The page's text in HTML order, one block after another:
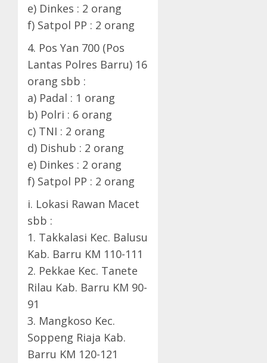
e) Dinkes : 2 orang
f) Satpol PP : 2 orang
4. Pos Yan 700 (Pos
Lantas Polres Barru) 16
orang sbb :
a) Padal : 1 orang
b) Polri : 6 orang
c) TNI : 2 orang
d) Dishub : 2 orang
e) Dinkes : 2 orang
f) Satpol PP : 2 orang
i. Lokasi Rawan Macet
sbb :
1. Takkalasi Kec. Balusu
Kab. Barru KM 110-111
2. Pekkae Kec. Tanete
Rilau Kab. Barru KM 90-
91
3. Mangkoso Kec.
Soppeng Riaja Kab.
Barru KM 120-121